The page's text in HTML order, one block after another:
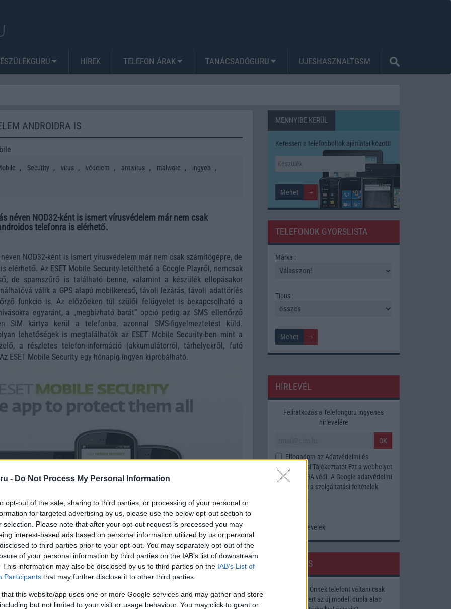
- Do Not Process My Personal Information
opt-out of the sale, sharing to third parties, or processing of your personal or
for targeted advertising by us, please use the below opt-out section to
selection. Please note that after your opt-out request is processed you may
interest-based ads based on personal information utilized by us or personal
to third parties prior to your opt-out. You may separately opt-out of the
of your personal information by third parties on the IAB’s list of downstream
This information may also be disclosed by us to third parties on the IAB’s List of
Participants that may further disclose it to other third parties.
that this website/app uses one or more Google services and may gather and store
but not limited to your visit or usage behaviour. You may click to grant or
HÍREK TELEFON ÁRAK TANÁCSADÓGURU UJESHASZNALTGSM
ANDROIDRA IS
, Security , vírus , védelem , antivírus , malware , ingyen ,
néven NOD32-ként is ismert vírusvédelem már nem csak
telefonra is elérhető.
néven NOD32-ként is ismert vírusvédelem már nem csak számítógépre, de
elérhető. Az ESET Mobile Security letölthető a Google Playről, nemcsak
de spamszűrő is található benne, valamint a készülék ellopásakor
válik a GPS alapú mobilkereső, távoli lezárás, távoli adattörlés
funkció is. Az előzőeken túl szülői felügyelet is bekapcsolható a
egyaránt, a „megbízható barát” opció pedig az SMS ellenőrző
SIM kártya kerül a telefonba, azonnal SMS-figyelmeztetést küld.
lehetőségek is megtalálhatók az ESET Mobile Security-ben mint a
a részletes telefon-információ (akkumulátorról, tárhelyekről, futó
ESET Mobile Security egy hónapig ingyen kipróbálható.
hírek erre!
linkek:
MENNYIBE KERÜL
Keressen a telefonboltok ajánlatai között!
TELEFONOK GYORSLISTA
Márka :
Tipus :
HÍRLEVÉL
Feliratkozás a Telefonguru ingyenes
hírlevelére
OK
Elfogadom az Adatvédelmi és
Adatkezelési TájékoztatótEzt a webhelyet
a reCAPTCHA védi. A Google adatvédelmi
és a szolgáltatási feltételek
Korábbi hírlevelek
SZAVAZÁS
Megérné Önnek telefont váltani csak
azért, mert az új modell dupla alap